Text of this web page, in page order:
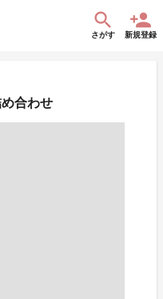
さがす 新規登録
合わせ